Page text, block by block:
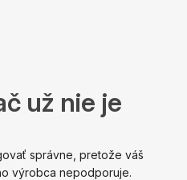
už nie je
správne, pretože váš
výrobca nepodporuje.